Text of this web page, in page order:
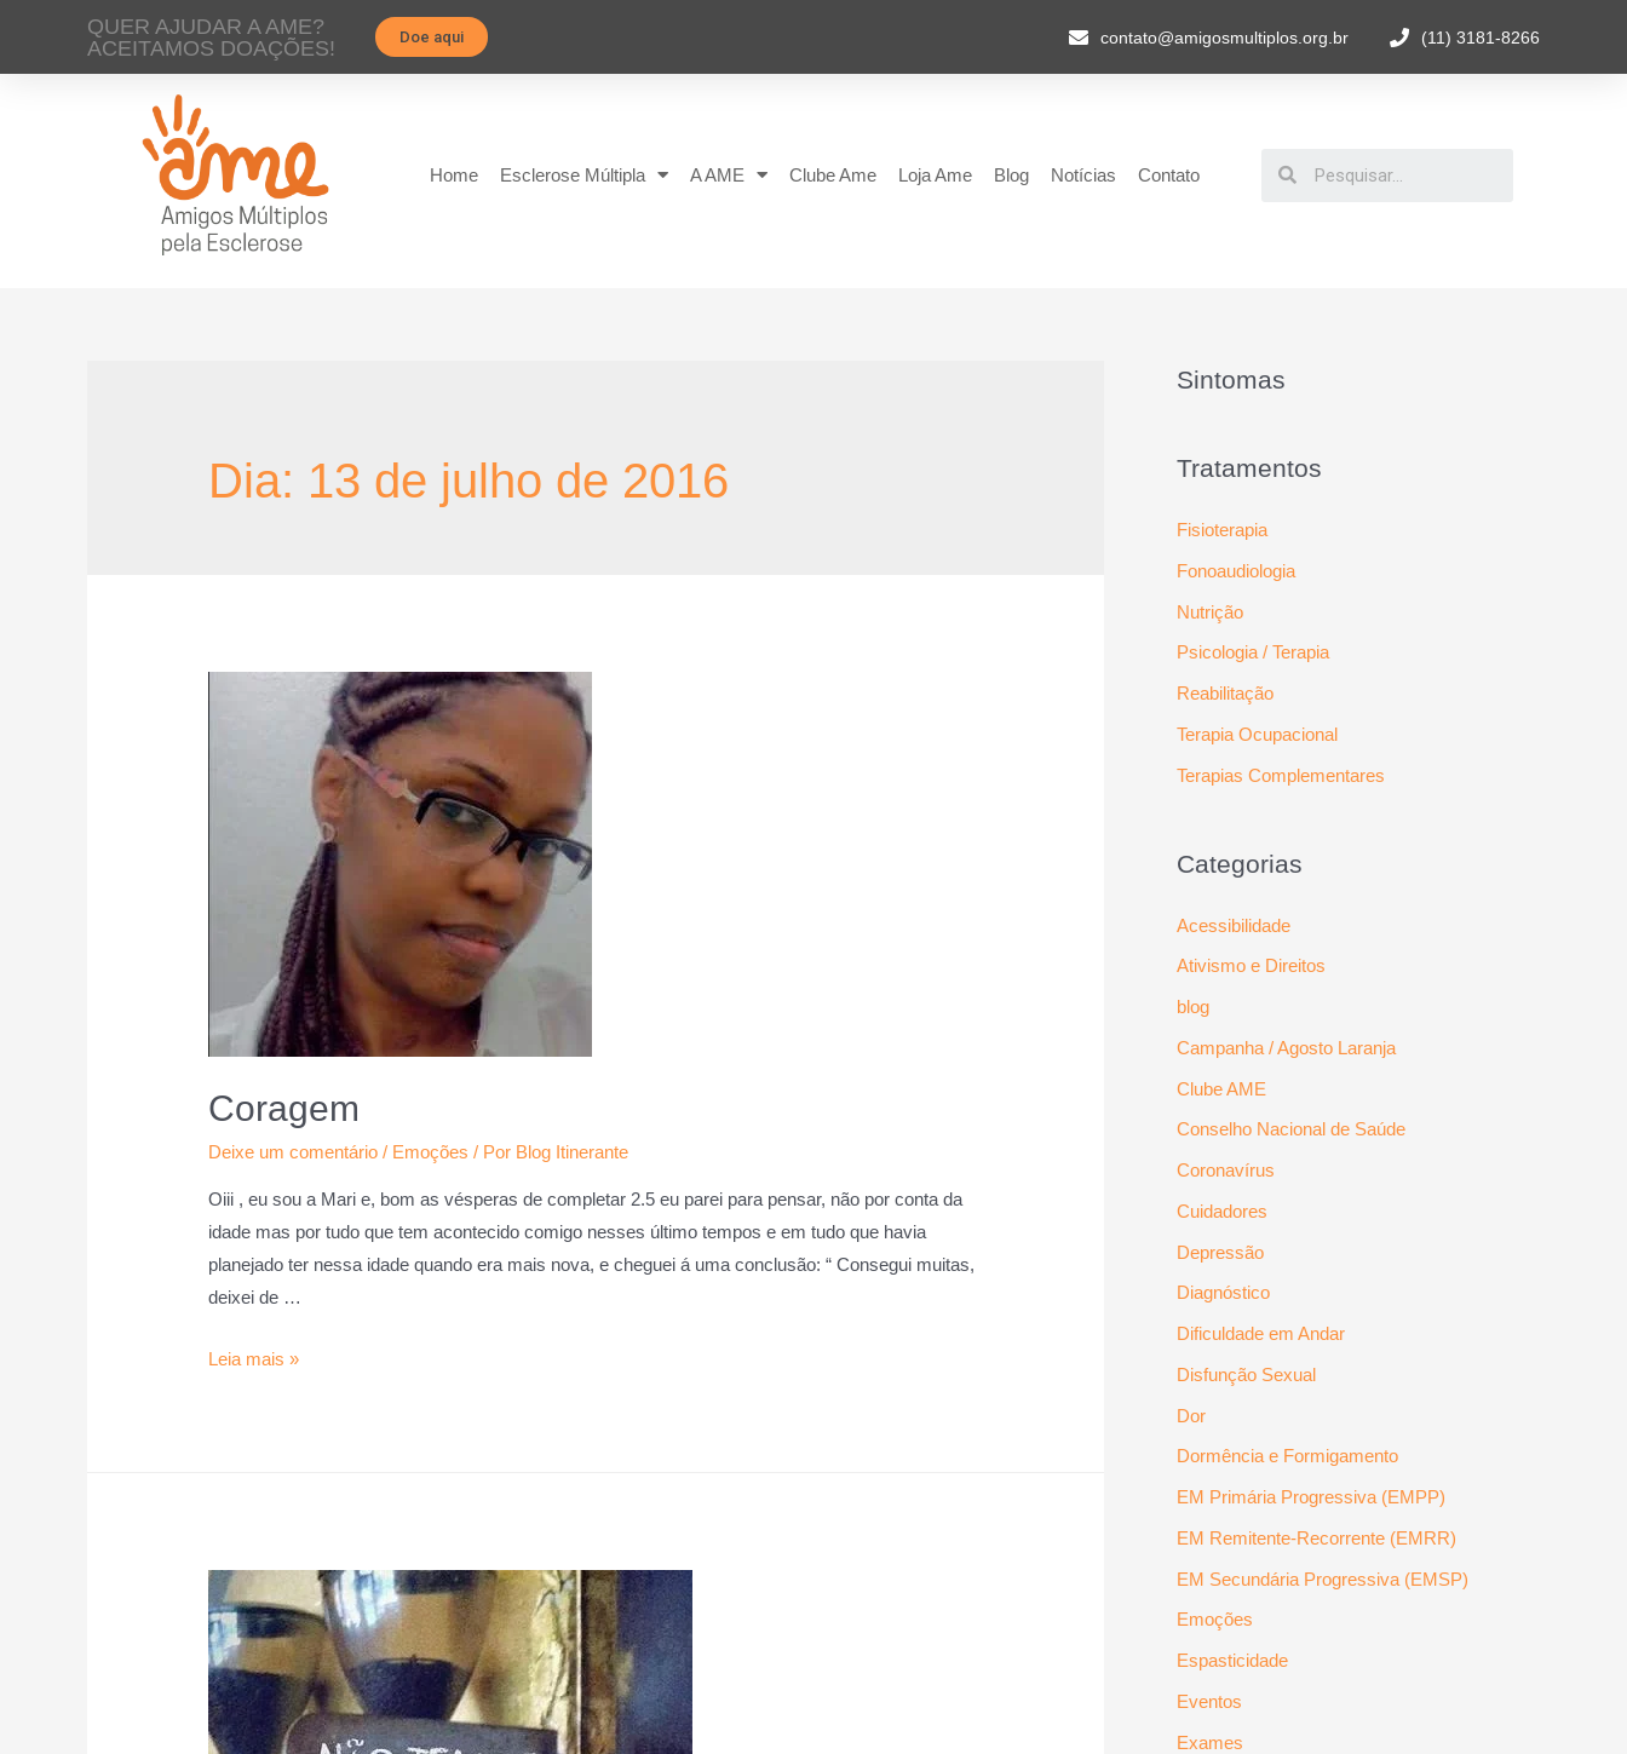
QUER AJUDAR A AME?
ACEITAMOS DOAÇÕES!
Doe aqui contato@amigosmultiplos.org.br (11) 3181-8266
Home Esclerose Múltipla A AME Clube Ame Loja Ame Blog Notícias Contato
Dia: 13 de julho de 2016
Coragem
Deixe um comentário / Emoções / Por Blog Itinerante
Oiii , eu sou a Mari e, bom as vésperas de completar 2.5 eu parei para pensar, não por conta da
idade mas por tudo que tem acontecido comigo nesses último tempos e em tudo que havia
planejado ter nessa idade quando era mais nova, e cheguei á uma conclusão: “ Consegui muitas,
deixei de …
Leia mais »
Sintomas
Tratamentos
Fisioterapia
Fonoaudiologia
Nutrição
Psicologia / Terapia
Reabilitação
Terapia Ocupacional
Terapias Complementares
Categorias
Acessibilidade
Ativismo e Direitos
blog
Campanha / Agosto Laranja
Clube AME
Conselho Nacional de Saúde
Coronavírus
Cuidadores
Depressão
Diagnóstico
Dificuldade em Andar
Disfunção Sexual
Dor
Dormência e Formigamento
EM Primária Progressiva (EMPP)
EM Remitente-Recorrente (EMRR)
EM Secundária Progressiva (EMSP)
Emoções
Espasticidade
Eventos
Exames